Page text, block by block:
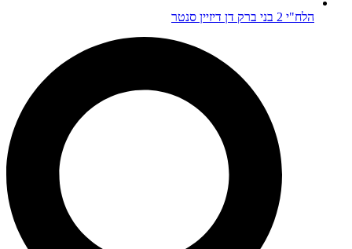
הלח"י 2 בני ברק דן דיזיין סנטר